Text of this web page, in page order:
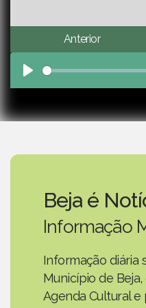
Anterior
Play
Beja é
Informação
Informação diária
Município de
Agenda Cultural e